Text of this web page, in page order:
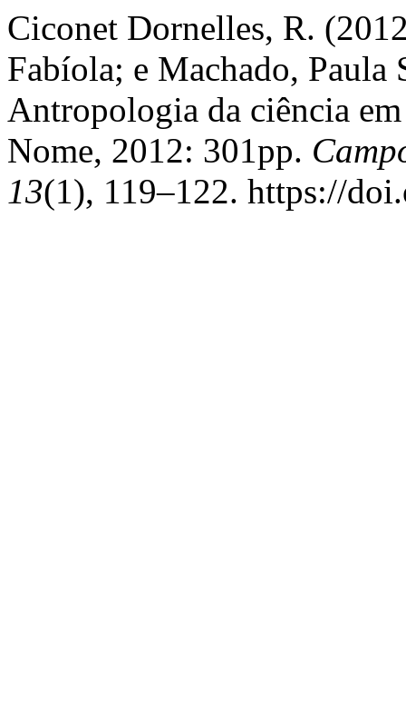
Ciconet Dornelles, R.
Fabíola; e Machado, Paula
Antropologia da ciência
Nome, 2012: 301pp.
13(1), 119–122. https://